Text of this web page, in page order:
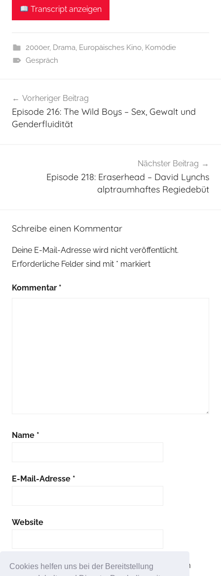
Cookies helfen uns bei der Bereitstellung
Transcript anzeigen
2000er, Drama, Europäisches Kino, Komödie
Gespräch
Vorheriger Beitrag
Episode 216: The Wild Boys – Sex, Gewalt und
Genderfluidität
Nächster Beitrag
Episode 218: Eraserhead – David Lynchs
alptraumhaftes Regiedebüt
Schreibe einen Kommentar
Deine E-Mail-Adresse wird nicht veröffentlicht.
Erforderliche Felder sind mit * markiert
Kommentar *
Name *
E-Mail-Adresse *
Website
Name, E-Mail-Adresse und Website in diesem